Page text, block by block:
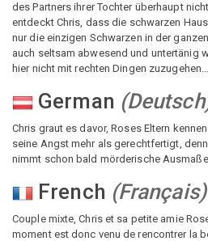
des Partners ihrer Tochter überhaupt
entdeckt Chris, dass die schwarzen
nur die einzigen Schwarzen in der
auch seltsam abwesend und untertänig
hier nicht mit rechten Dingen zuzugehen…
German (Deutsch
Chris graut es davor, Roses Eltern
seine Angst mehr als gerechtfertigt,
nimmt schon bald mörderische
French (Français)
Couple mixte, Chris et sa petite amie
moment est donc venu de rencontrer la